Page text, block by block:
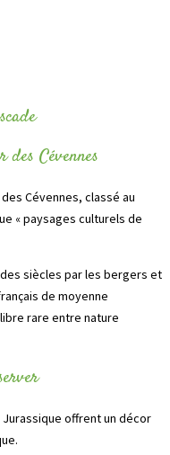
Cévennes
Cévennes, classé au
« paysages culturels de
siècles par les bergers et
de moyenne
rare entre nature
offrent un décor